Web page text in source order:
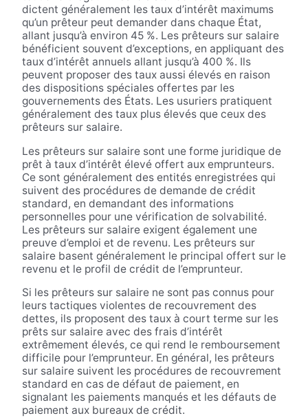
dictent généralement les taux d’intérêt maximums
qu’un prêteur peut demander dans chaque État,
allant jusqu’à environ 45 %. Les prêteurs sur salaire
bénéficient souvent d’exceptions, en appliquant des
taux d’intérêt annuels allant jusqu’à 400 %. Ils
peuvent proposer des taux aussi élevés en raison
des dispositions spéciales offertes par les
gouvernements des États. Les usuriers pratiquent
généralement des taux plus élevés que ceux des
prêteurs sur salaire.
Les prêteurs sur salaire sont une forme juridique de
prêt à taux d’intérêt élevé offert aux emprunteurs.
Ce sont généralement des entités enregistrées qui
suivent des procédures de demande de crédit
standard, en demandant des informations
personnelles pour une vérification de solvabilité.
Les prêteurs sur salaire exigent également une
preuve d’emploi et de revenu. Les prêteurs sur
salaire basent généralement le principal offert sur le
revenu et le profil de crédit de l’emprunteur.
Si les prêteurs sur salaire ne sont pas connus pour
leurs tactiques violentes de recouvrement des
dettes, ils proposent des taux à court terme sur les
prêts sur salaire avec des frais d’intérêt
extrêmement élevés, ce qui rend le remboursement
difficile pour l’emprunteur. En général, les prêteurs
sur salaire suivent les procédures de recouvrement
standard en cas de défaut de paiement, en
signalant les paiements manqués et les défauts de
paiement aux bureaux de crédit.